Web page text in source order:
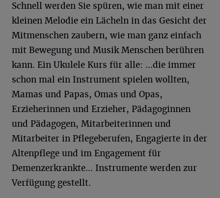
Schnell werden Sie spüren, wie man mit einer
kleinen Melodie ein Lächeln in das Gesicht der
Mitmenschen zaubern, wie man ganz einfach
mit Bewegung und Musik Menschen berühren
kann. Ein Ukulele Kurs für alle: …die immer
schon mal ein Instrument spielen wollten,
Mamas und Papas, Omas und Opas,
Erzieherinnen und Erzieher, Pädagoginnen
und Pädagogen, Mitarbeiterinnen und
Mitarbeiter in Pflegeberufen, Engagierte in der
Altenpflege und im Engagement für
Demenzerkrankte... Instrumente werden zur
Verfügung gestellt.